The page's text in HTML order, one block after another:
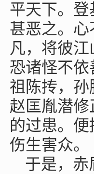
平天下。
甚恶之。
凡，将彼
恐诸怪不
祖陈抟，
赵匡胤潜
的过患。
伤生害众。
于是，赤